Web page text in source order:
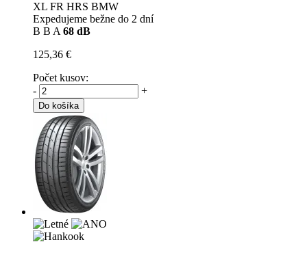
XL FR HRS BMW
Expedujeme bežne do 2 dní
B B A 68 dB
125,36 €
Počet kusov:
-
+
Do košíka